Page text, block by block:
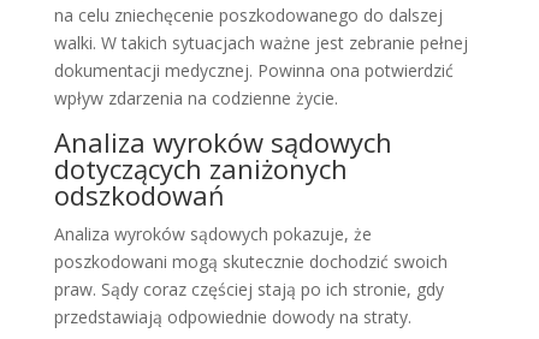
na celu zniechęcenie poszkodowanego do dalszej
walki. W takich sytuacjach ważne jest zebranie pełnej
dokumentacji medycznej. Powinna ona potwierdzić
wpływ zdarzenia na codzienne życie.
Analiza wyroków sądowych
dotyczących zaniżonych
odszkodowań
Analiza wyroków sądowych pokazuje, że
poszkodowani mogą skutecznie dochodzić swoich
praw. Sądy coraz częściej stają po ich stronie, gdy
przedstawiają odpowiednie dowody na straty.